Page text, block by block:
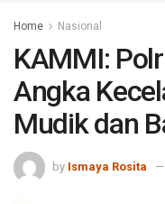
Home Nasional
KAMMI:
Angka
Mudik dan
by Ismaya Rosita